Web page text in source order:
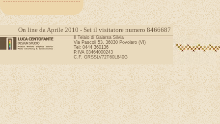
On line da Aprile 2010 - Sei il visitatore numero 8466687
Il Telaio di Gaiarsa Silvia
Via Pascoli 53, 36030 Povolaro (VI)
Tel: 0444 360136
P.IVA 03464000243
C.F. GRSSLV72T60L840G